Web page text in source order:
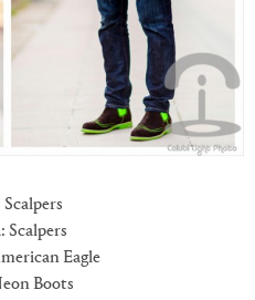
Scalpers
Scalpers
Eagle
Boots